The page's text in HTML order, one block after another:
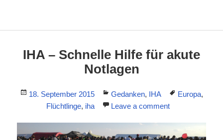
IHA – Schnelle Hilfe für akute
Notlagen
Posted
18. September 2015 Categories
Gedanken, IHA Tags
Europa,
Flüchtlinge, iha Leave a comment